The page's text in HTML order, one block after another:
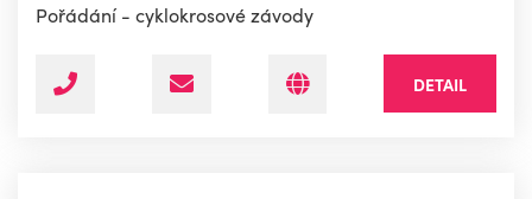
Pořádání - cyklokrosové závody
DETAIL